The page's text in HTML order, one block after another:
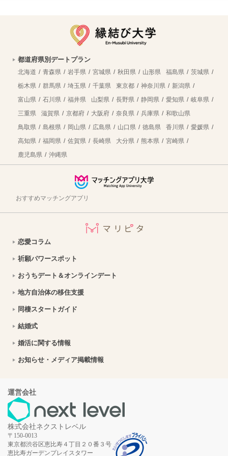
都道府県別デートプラン
北海道 青森県 岩手県 宮城県 秋田県 山形県 福島県
茨城県
栃木県
群馬県 埼玉県 千葉県 東京都 神奈川県
新潟県
富山県
石川県 福井県 山梨県 長野県 静岡県 愛知県
岐阜県
三重県
滋賀県 京都府 大阪府 奈良県 兵庫県
和歌山県
鳥取県
島根県 岡山県 広島県 山口県 徳島県 香川県
愛媛県
高知県
福岡県 佐賀県 長崎県 大分県 熊本県
宮崎県
鹿児島県
沖縄県
おすすめマッチングアプリ
恋愛コラム
祈願パワースポット
おうちデート＆オンラインデート
地方自治体の移住支援
同棲スタートガイド
結婚式
婚活に関する情報
お知らせ・メディア掲載情報
運営会社
株式会社ネクストレベル
〒150-0013
東京都渋谷区恵比寿４丁目２０番３号
恵比寿ガーデンプレイスタワー